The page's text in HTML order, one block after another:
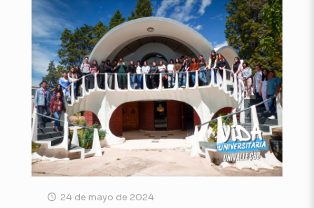
24 de mayo de 2024